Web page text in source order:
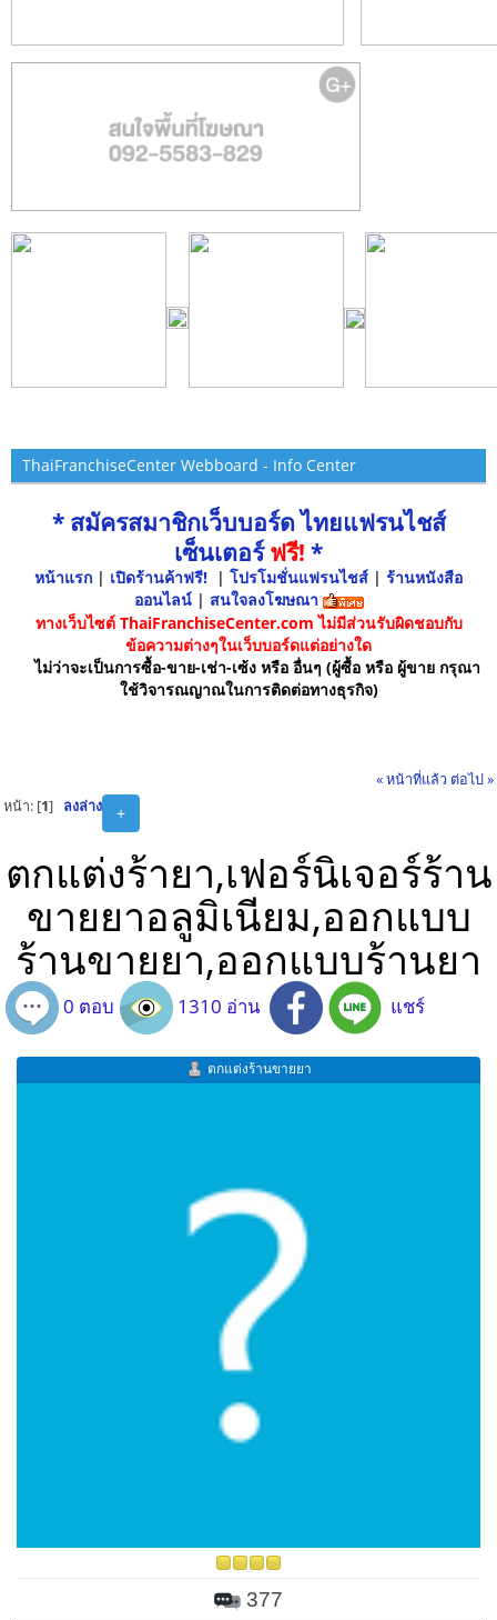
ThaiFranchiseCenter Webboard - Info Center
* สมัครสมาชิกเว็บบอร์ด ไทยแฟรนไชส์
เซ็นเตอร์ฟรี! *
หน้าแรก | เปิดร้านค้าฟรี! | โปรโมชั่นแฟรนไชส์ | ร้านหนังสือ
ออนไลน์ | สนใจลงโฆษณา
ทางเว็บไซต์ ThaiFranchiseCenter.com ไม่มีส่วนรับผิดชอบกับ
ข้อความต่างๆในเว็บบอร์ดแต่อย่างใด
ไม่ว่าจะเป็นการซื้อ-ขาย-เช่า-เซ้ง หรือ อื่นๆ (ผู้ซื้อ หรือ ผู้ขาย กรุณา
ใช้วิจารณญาณในการติดต่อทางธุรกิจ)
« หน้าที่แล้ว ต่อไป »
+
หน้า: [1] ลงล่าง
ตกแต่งร้ายา,เฟอร์นิเจอร์ร้าน
ขายยาอลูมิเนียม,ออกแบบ
ร้านขายยา,ออกแบบร้านยา
0 ตอบ 1310 อ่าน แชร์
ตกแต่งร้านขายยา
377